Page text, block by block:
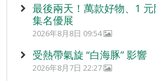
最後兩天！萬款好物、1
集名優展
2026年8月8日 09:54
受熱帶氣旋 “白海豚” 影
2026年8月7日 22:27